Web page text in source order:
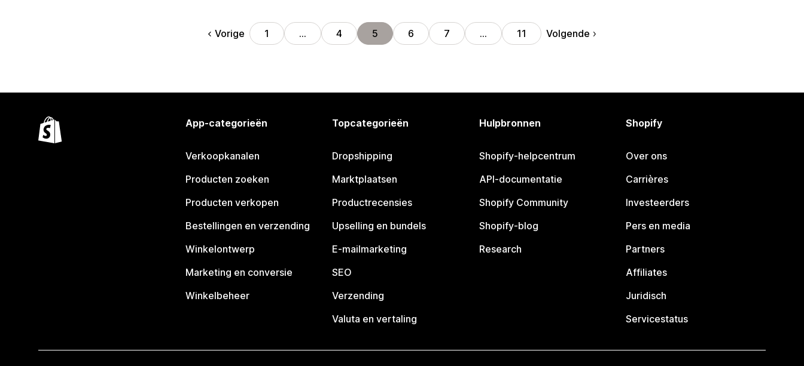
Vorige 1 … 4 5 6 7 … 11 Volgende
App-categorieën
Verkoopkanalen
Producten zoeken
Producten verkopen
Bestellingen en verzending
Winkelontwerp
Marketing en conversie
Winkelbeheer
Topcategorieën
Dropshipping
Marktplaatsen
Productrecensies
Upselling en bundels
E-mailmarketing
SEO
Verzending
Valuta en vertaling
Hulpbronnen
Shopify-helpcentrum
API-documentatie
Shopify Community
Shopify-blog
Research
Shopify
Over ons
Carrières
Investeerders
Pers en media
Partners
Affiliates
Juridisch
Servicestatus